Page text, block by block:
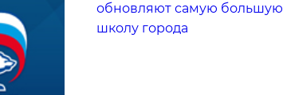
обновляют самую большую
школу города